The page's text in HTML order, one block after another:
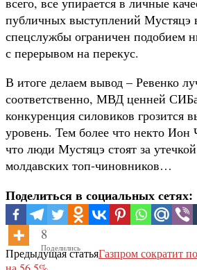
публичных выступлений Мустяцэ
спецслужбы ограничен подобием
с перерывом на перекус.
В итоге делаем вывод – Ревенко
соответственно, МВД ценней
конкуренция силовиков грозится
уровень. Тем более что некто Ион
что люди Мустяцэ стоят за
молдавских топ-чиновников…
Поделиться в социальных сетях:
8
Поделились
Предыдущая статьяГазпром сократит